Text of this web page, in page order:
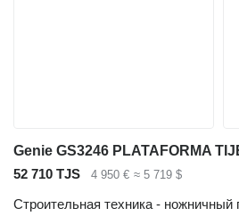
52 710 TJS 4 950 € ≈ 5 719 $
Строительная техника - ножничный